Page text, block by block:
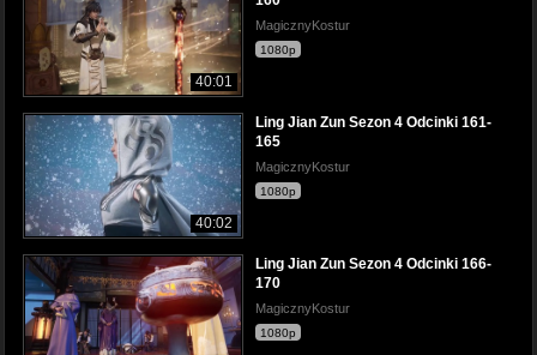
40:01
MagicznyKostur
1080p
40:02
Ling Jian Zun Sezon 4 Odcinki 161-
165
MagicznyKostur
1080p
Ling Jian Zun Sezon 4 Odcinki 166-
170
MagicznyKostur
1080p